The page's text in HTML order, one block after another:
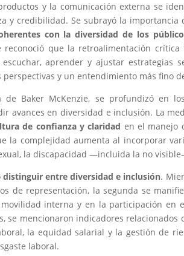
y la comunicación externa se
y credibilidad. Se subrayó la importancia
con la diversidad de los
reconoció que la retroalimentación
aprender y ajustar estrategias
y un entendimiento más fino
de Baker McKenzie, se profundizó en
avances en diversidad e inclusión. La
de confianza y claridad en el manejo
la complejidad aumenta al incorporar
la discapacidad —incluida la no
distinguir entre diversidad e inclusión.
de representación, la segunda se
interna y en la participación en
se mencionaron indicadores relacionados
la equidad salarial y la gestión de
laboral.